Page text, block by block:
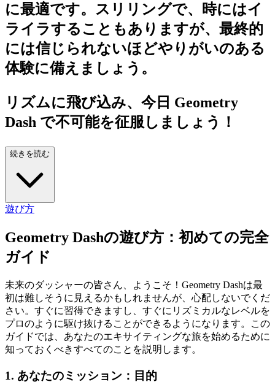
に最適です。スリリングで、時にはイ
ライラすることもありますが、最終的
には信じられないほどやりがいのある
体験に備えましょう。
リズムに飛び込み、今日 Geometry
Dash で不可能を征服しましょう！
続きを読む
遊び方
Geometry Dashの遊び方：初めての完全
ガイド
未来のダッシャーの皆さん、ようこそ！Geometry Dashは最
初は難しそうに見えるかもしれませんが、心配しないでくだ
さい。すぐに習得できますし、すぐにリズミカルなレベルを
プロのように駆け抜けることができるようになります。この
ガイドでは、あなたのエキサイティングな旅を始めるために
知っておくべきすべてのことを説明します。
1. あなたのミッション：目的